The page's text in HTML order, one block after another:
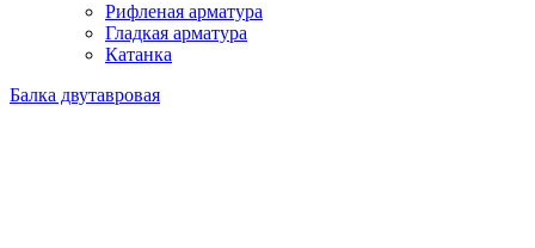
Рифленая арматура
Гладкая арматура
Катанка
Балка двутавровая